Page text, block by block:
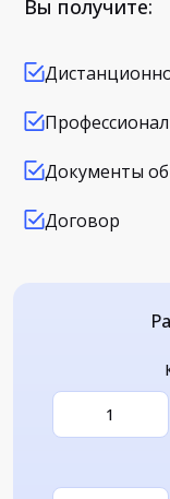
Вы получите:
Документы
Договор
1